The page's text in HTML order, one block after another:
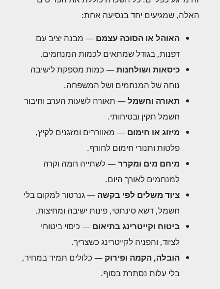
האלה, שמגיעים יחד בנסיעה אחת:
האוהל או הסוכה עצמם — מבנה יציב עם
דפנות, בגודל שמתאים לכמות המנחמים.
כיסאות ושולחנות— כמות מספקת לישיבה
נוחה של המנחמים ושל המשפחה.
תאורה וחשמל— תאורה לשעות הערב וחיבור
חשמל תקין ובטיחותי.
מיזוג או חימום — מאווררים ומזגנים לקיץ,
פלטות ותנורי חימום לחורף.
מיחם מים ומקרר— לשתייה חמה וקרה
למנחמים לאורך היום.
ציוד משלים לפי בקשה — גנרטור למקום בלי
חשמל, דשא סינתטי, פינות ישיבה ומחיצות.
ביטוח וקייטרינג בתיאום — כיסוי ביטוחי
לציוד, והפניה לקייטרינג כשצריך.
הובלה, הקמה ופירוק — כלולים תמיד במחיר,
בלי עלות נסתרת בסוף.